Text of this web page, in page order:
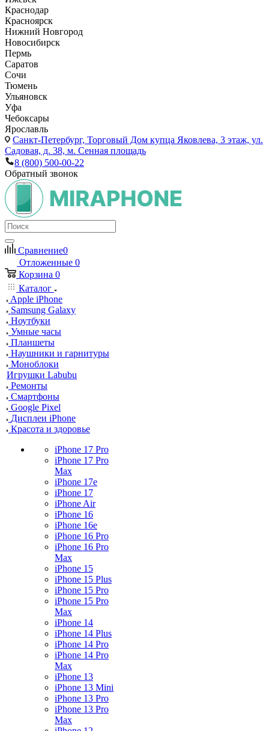
Краснодар
Красноярск
Нижний Новгород
Новосибирск
Пермь
Саратов
Сочи
Тюмень
Ульяновск
Уфа
Чебоксары
Ярославль
Санкт-Петербург, Торговый Дом купца Яковлева, 3 этаж, ул.
Садовая, д. 38, м. Сенная площадь
8 (800) 500-00-22
Обратный звонок
Сравнение0
Отложенные 0
Корзина 0
Каталог
Apple iPhone
Samsung Galaxy
Ноутбуки
Умные часы
Планшеты
Наушники и гарнитуры
Моноблоки
Игрушки Labubu
Ремонты
Смартфоны
Google Pixel
Дисплеи iPhone
Красота и здоровье
iPhone 17 Pro
iPhone 17 Pro
Max
iPhone 17e
iPhone 17
iPhone Air
iPhone 16
iPhone 16e
iPhone 16 Pro
iPhone 16 Pro
Max
iPhone 15
iPhone 15 Plus
iPhone 15 Pro
iPhone 15 Pro
Max
iPhone 14
iPhone 14 Plus
iPhone 14 Pro
iPhone 14 Pro
Max
iPhone 13
iPhone 13 Mini
iPhone 13 Pro
iPhone 13 Pro
Max